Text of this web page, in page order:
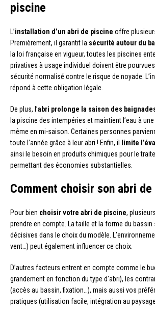
piscine
L’installation d’un abri de piscine offre
Premièrement, il garantit la sécurité autour du
la loi française en vigueur, toutes les piscines
privatives à usage individuel doivent être
sécurité normalisé contre le risque de noyade.
répond à cette obligation légale.
De plus, l’abri prolonge la saison des
la piscine des intempéries et maintient l’eau à
même en mi-saison. Certaines personnes
toute l’année grâce à leur abri ! Enfin, il
limite
ainsi le besoin en produits chimiques pour le
permettant des économies substantielles.
Comment choisir son abri
Pour bien choisir votre abri de piscine,
prendre en compte. La taille et la forme du
décisives dans le choix du modèle.
vent…) peut également influencer ce choix.
D’autres facteurs entrent en compte comme le
grandement en fonction du type d’abri), les
(accès au bassin, fixation…), mais aussi vos
pratiques (utilisation facile, intégration au